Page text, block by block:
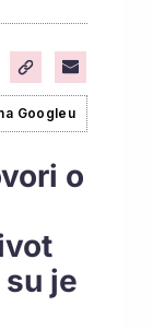
Googleu
o
je